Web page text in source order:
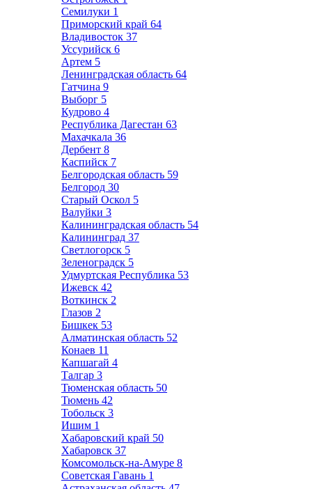
Семилуки 1
Приморский край 64
Владивосток 37
Уссурийск 6
Артем 5
Ленинградская область 64
Гатчина 9
Выборг 5
Кудрово 4
Республика Дагестан 63
Махачкала 36
Дербент 8
Каспийск 7
Белгородская область 59
Белгород 30
Старый Оскол 5
Валуйки 3
Калининградская область 54
Калининград 37
Светлогорск 5
Зеленоградск 5
Удмуртская Республика 53
Ижевск 42
Воткинск 2
Глазов 2
Бишкек 53
Алматинская область 52
Конаев 11
Капшагай 4
Талгар 3
Тюменская область 50
Тюмень 42
Тобольск 3
Ишим 1
Хабаровский край 50
Хабаровск 37
Комсомольск-на-Амуре 8
Советская Гавань 1